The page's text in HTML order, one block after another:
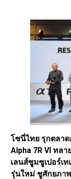
โซนี่ไทย รุกตลาด
Alpha 7R VI ทล
เลนส์ซูมซูเปอร์เท
รุ่นใหม่ ชูศักยภา